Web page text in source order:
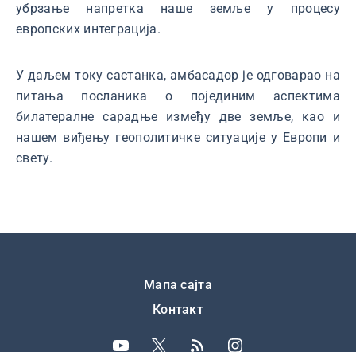
убрзање напретка наше земље у процесу
европских интеграција.
У даљем току састанка, амбасадор је одговарао на
питања посланика о појединим аспектима
билатералне сарадње између две земље, као и
нашем виђењу геополитичке ситуације у Европи и
свету.
Мапа сајта
Контакт